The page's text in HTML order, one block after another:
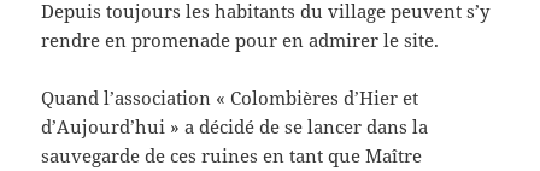
Depuis toujours les habitants du village peuvent s’y
rendre en promenade pour en admirer le site.
Quand l’association « Colombières d’Hier et
d’Aujourd’hui » a décidé de se lancer dans la
sauvegarde de ces ruines en tant que Maître